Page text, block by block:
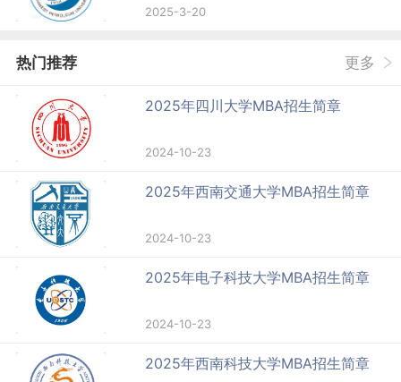
2025-3-20
热门推荐 更多
2025年四川大学MBA招生简章
2024-10-23
2025年西南交通大学MBA招生简章
2024-10-23
2025年电子科技大学MBA招生简章
2024-10-23
2025年西南科技大学MBA招生简章